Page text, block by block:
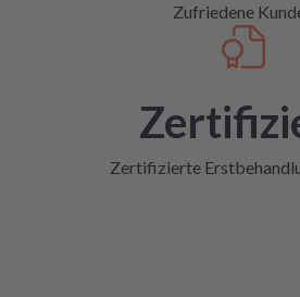
Zufriedene
Zertifizierte